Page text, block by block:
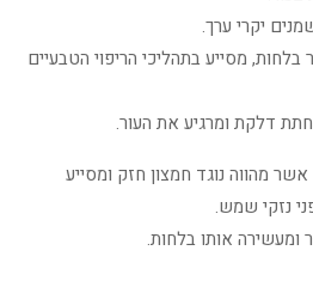
יקרי ערך.
מסייע בתהליכי הריפוי הטבעיים
דלקת ומרגיע את העור.
טוקופרול, נגזרת של ויטמין E אשר מהווה נוגד חמצון חזק ומסייע
נזקי שמש.
ומעשירה אותו בלחות.